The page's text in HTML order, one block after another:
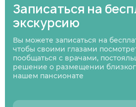
Записаться на
экскурсию
Вы можете записаться на
чтобы своими глазами
пообщаться с врачами,
решение о размещении
нашем пансионате
Предыдущий
Следующий
Нажимая кнопку я
и
соглашением
Оставить
конфиденциальностии
соглашением
Перезвоните
Нажимая кнопку я
конфиденциальностии
соглашением
Записаться
Нажимая кнопку я
конфиденциальностии
соглашением
Записаться